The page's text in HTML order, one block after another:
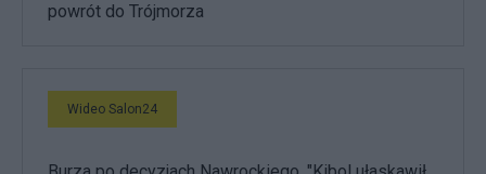
powrót do Trójmorza
Wideo Salon24